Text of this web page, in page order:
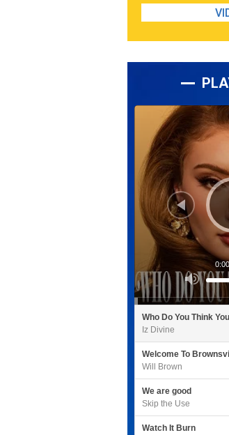
Lecteur
les
flèches
haut/
le
0:00
Who Do You Think
Iz Divine
Welcome To
Will Brown
We are good
Skip the Use
Watch It Burn